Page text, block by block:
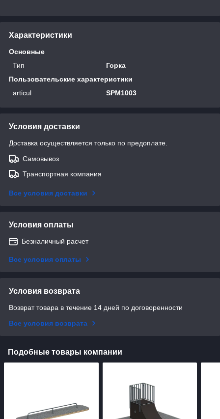
Характеристики
Основные
Тип
Горка
Пользовательские характеристики
articul
SPM1003
Условия доставки
Доставка осуществляется только по предоплате.
Самовывоз
Транспортная компания
Все условия доставки
Условия оплаты
Безналичный расчет
Все условия оплаты
Условия возврата
Возврат товара в течение 14 дней по договоренности
Все условия возврата
Подобные товары компании